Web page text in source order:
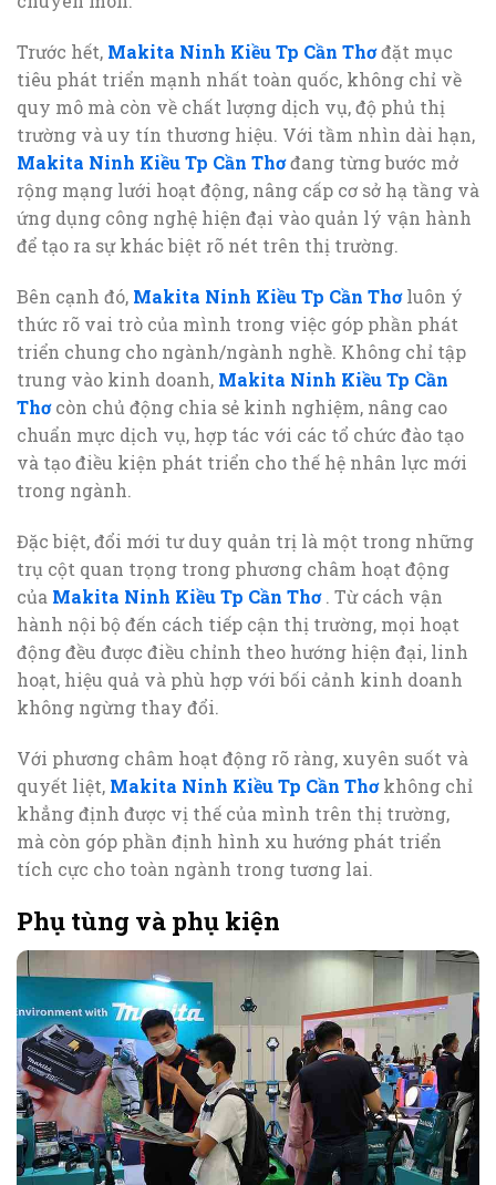
Trước hết, Makita Ninh Kiều Tp Cần Thơđặt mục
tiêu phát triển mạnh nhất toàn quốc, không chỉ về
quy mô mà còn về chất lượng dịch vụ, độ phủ thị
trường và uy tín thương hiệu. Với tầm nhìn dài hạn,
Makita Ninh Kiều Tp Cần Thơđang từng bước mở
rộng mạng lưới hoạt động, nâng cấp cơ sở hạ tầng và
ứng dụng công nghệ hiện đại vào quản lý vận hành
để tạo ra sự khác biệt rõ nét trên thị trường.
Bên cạnh đó, Makita Ninh Kiều Tp Cần Thơluôn ý
thức rõ vai trò của mình trong việc góp phần phát
triển chung cho ngành/ngành nghề. Không chỉ tập
trung vào kinh doanh, Makita Ninh Kiều Tp Cần
Thơcòn chủ động chia sẻ kinh nghiệm, nâng cao
chuẩn mực dịch vụ, hợp tác với các tổ chức đào tạo
và tạo điều kiện phát triển cho thế hệ nhân lực mới
trong ngành.
Đặc biệt, đổi mới tư duy quản trị là một trong những
trụ cột quan trọng trong phương châm hoạt động
của Makita Ninh Kiều Tp Cần Thơ. Từ cách vận
hành nội bộ đến cách tiếp cận thị trường, mọi hoạt
động đều được điều chỉnh theo hướng hiện đại, linh
hoạt, hiệu quả và phù hợp với bối cảnh kinh doanh
không ngừng thay đổi.
Với phương châm hoạt động rõ ràng, xuyên suốt và
quyết liệt, Makita Ninh Kiều Tp Cần Thơkhông chỉ
khẳng định được vị thế của mình trên thị trường,
mà còn góp phần định hình xu hướng phát triển
tích cực cho toàn ngành trong tương lai.
Phụ tùng và phụ kiện